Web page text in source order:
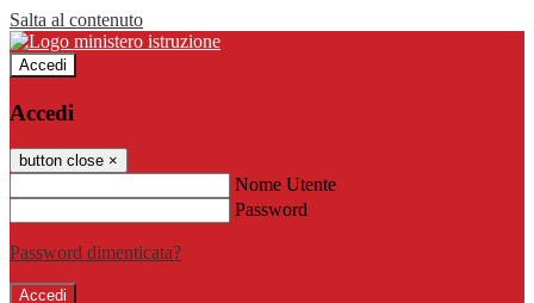
Salta al contenuto
Accedi
Accedi
button close ×
Nome Utente
Password
Password dimenticata?